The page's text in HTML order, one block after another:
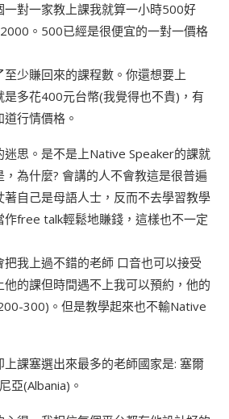
一對一家教上課我就算一小時500好
。500已經是很便宜的一對一價格
少賺回來的課程數。你還想要上
多花400元台幣(我覺得也不貴)，有
行情價格。
迷思。是不是上Native Speaker的課就
為什麼? 會講的人不會教這是很普遍
自己是母語人士，反而不去學習教學
作free talk輕鬆地賺錢，這樣也不一定
我上過不錯的老師 口音也可以接受
的課但時間遇不上我可以預約，他的
300)。但是教學起來也不輸Native
課塞選出來最多的老師國家是: 塞爾
亞(Albania)。